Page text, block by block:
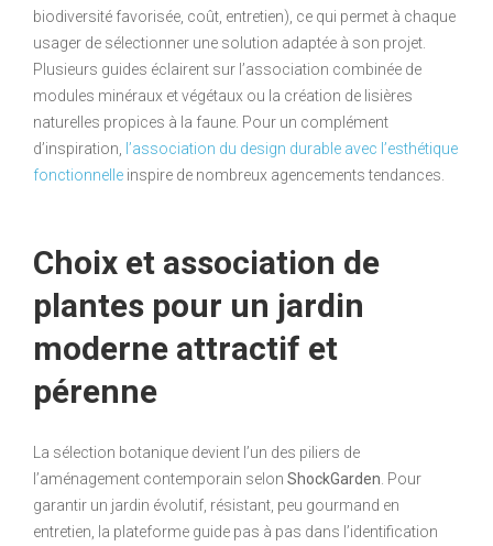
biodiversité favorisée, coût, entretien), ce qui permet à chaque
usager de sélectionner une solution adaptée à son projet.
Plusieurs guides éclairent sur l’association combinée de
modules minéraux et végétaux ou la création de lisières
naturelles propices à la faune. Pour un complément
d’inspiration,
l’association du design durable avec l’esthétique
fonctionnelle inspire de nombreux agencements tendances.
Choix et association de
plantes pour un jardin
moderne attractif et
pérenne
La sélection botanique devient l’un des piliers de
l’aménagement contemporain selon ShockGarden . Pour
garantir un jardin évolutif, résistant, peu gourmand en
entretien, la plateforme guide pas à pas dans l’identification